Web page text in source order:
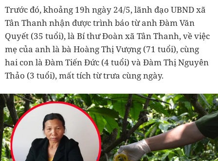
Trước đó, khoảng 19h ngày 24/5, lãnh đạo UBND xã
Tân Thanh nhận được trình báo từ anh Đàm Văn
Quyết (35 tuổi), là Bí thư Đoàn xã Tân Thanh, về việc
mẹ của anh là bà Hoàng Thị Vượng (71 tuổi), cùng
hai con là Đàm Tiến Đức (4 tuổi) và Đàm Thị Nguyên
Thảo (3 tuổi), mất tích từ trưa cùng ngày.